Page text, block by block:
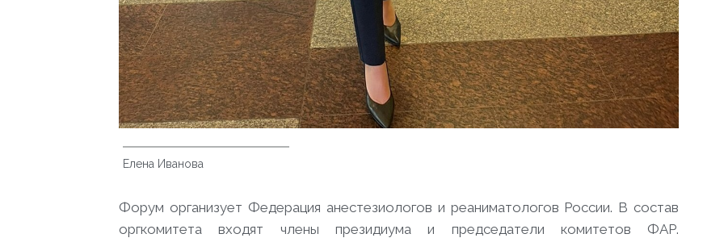
Елена Иванова
Форум организует Федерация анестезиологов и реаниматологов России. В состав
оргкомитета входят члены президиума и председатели комитетов ФАР.